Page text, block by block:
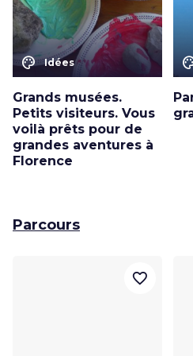
color_lens Idées
Grands musées.
Petits visiteurs. Vous
voilà prêts pour de
grandes aventures à
Florence
Parcours
favorite_border